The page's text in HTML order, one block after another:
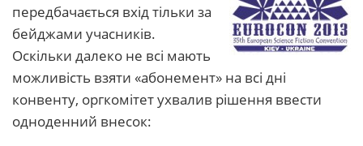
передбачається вхід тільки за
бейджами учасників.
Оскільки далеко не всі мають
можливість взяти «абонемент» на всі дні
конвенту, оргкомітет ухвалив рішення ввести
одноденний внесок: